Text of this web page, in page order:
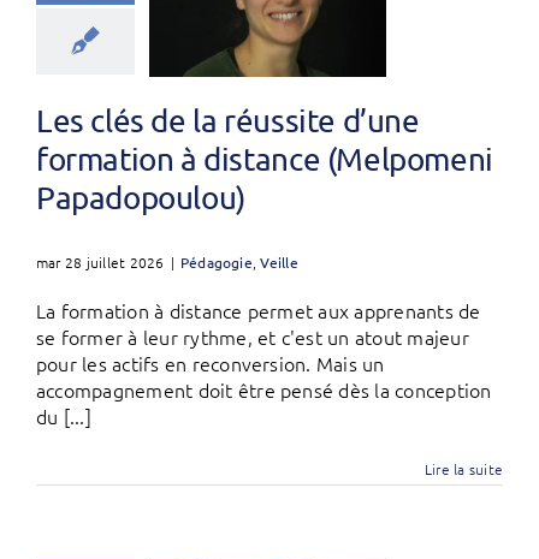
Les clés de la réussite d’une
formation à distance (Melpomeni
Papadopoulou)
mar 28 juillet 2026 | Pédagogie ,Veille
La formation à distance permet aux apprenants de
se former à leur rythme, et c'est un atout majeur
pour les actifs en reconversion. Mais un
accompagnement doit être pensé dès la conception
du [...]
Lire la suite